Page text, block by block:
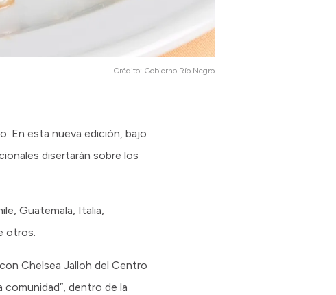
Crédito: Gobierno Río Negro
En esta nueva edición, bajo
disertarán sobre los
Guatemala, Italia,
otros.
Chelsea Jalloh del Centro
dentro de la